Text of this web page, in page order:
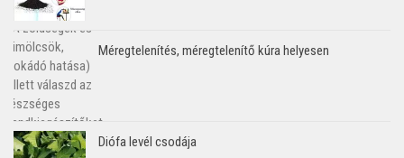
Méregtelenítés, méregtelenítő kúra helyesen
Diófa levél csodája